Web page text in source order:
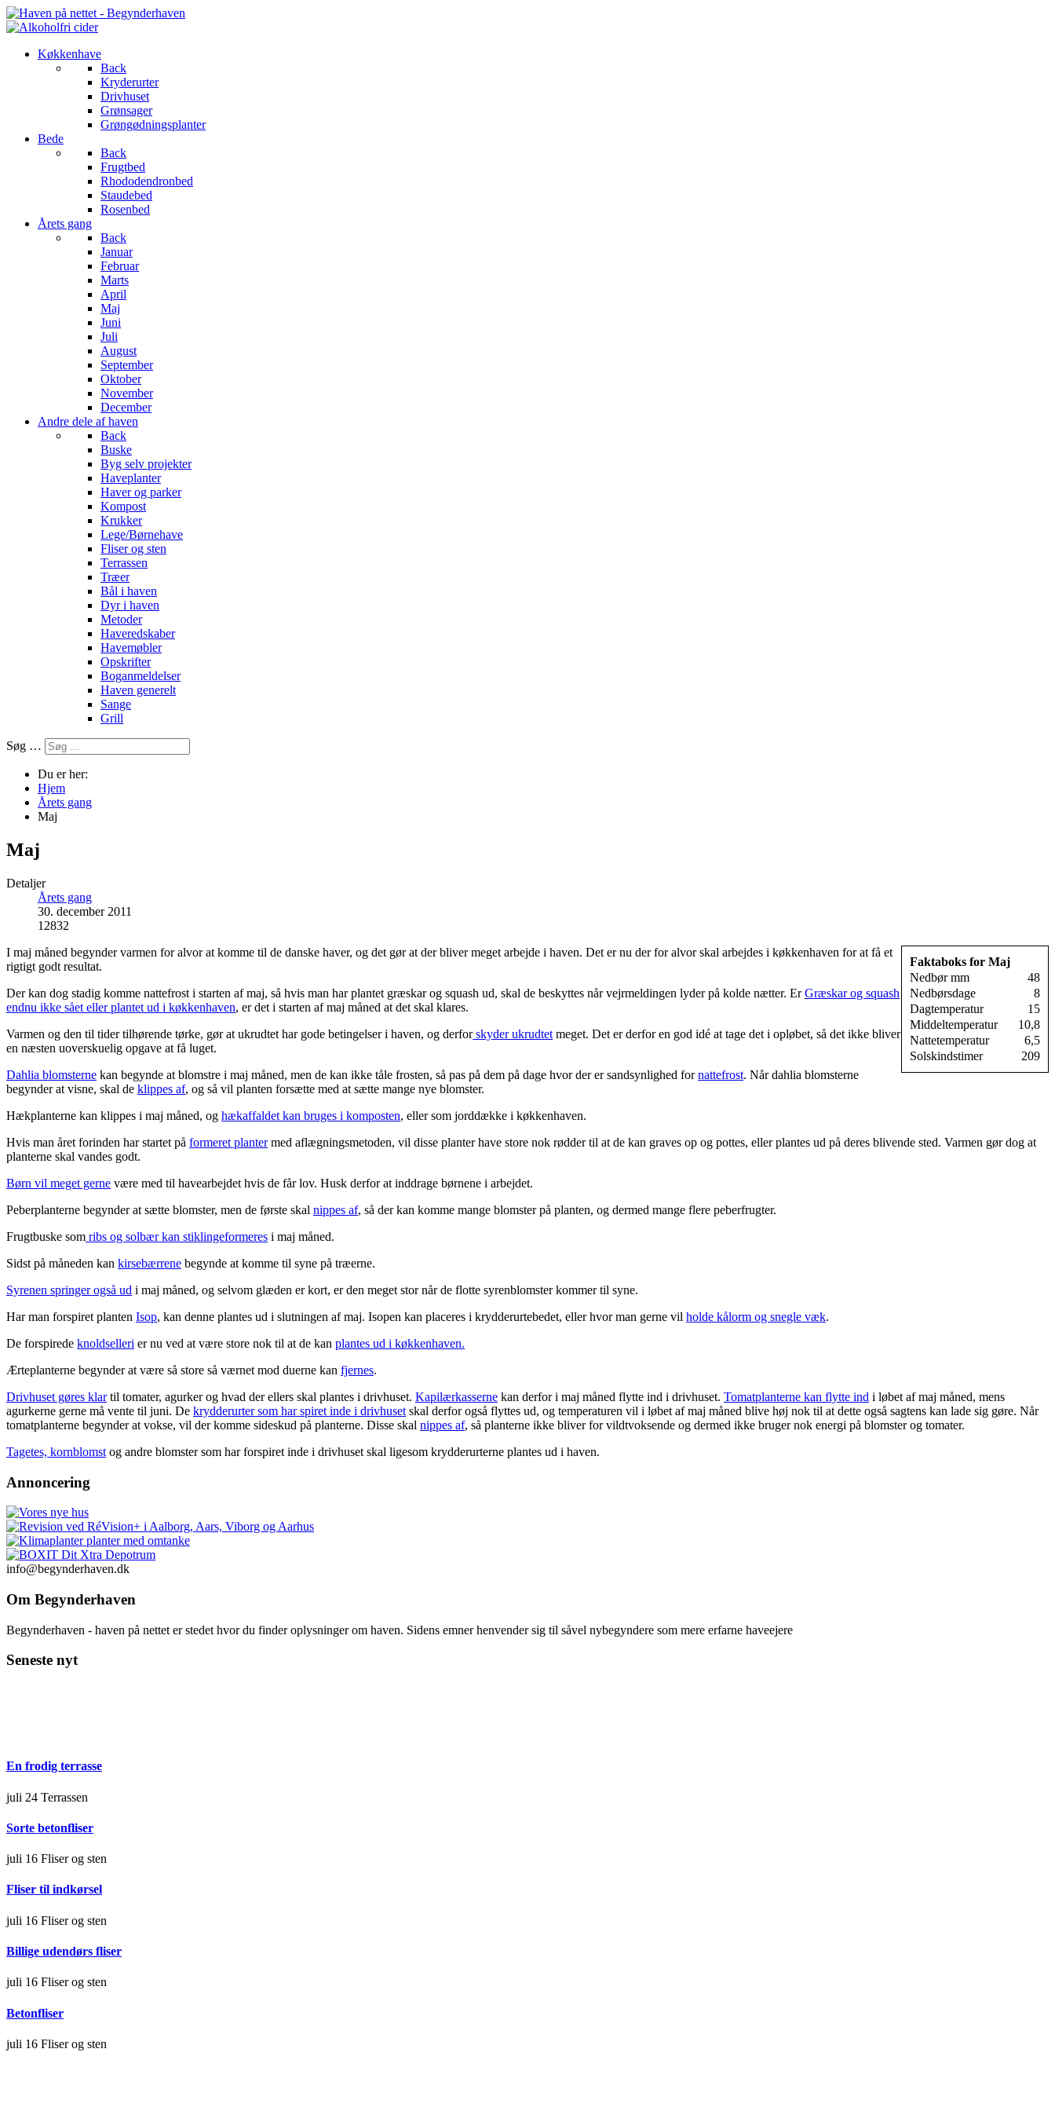
Køkkenhave
Back
Kryderurter
Drivhuset
Grønsager
Grøngødningsplanter
Bede
Back
Frugtbed
Rhododendronbed
Staudebed
Rosenbed
Årets gang
Back
Januar
Februar
Marts
April
Maj
Juni
Juli
August
September
Oktober
November
December
Andre dele af haven
Back
Buske
Byg selv projekter
Haveplanter
Haver og parker
Kompost
Krukker
Lege/Børnehave
Fliser og sten
Terrassen
Træer
Bål i haven
Dyr i haven
Metoder
Haveredskaber
Havemøbler
Opskrifter
Boganmeldelser
Haven generelt
Sange
Grill
Søg …
Du er her:
Hjem
Årets gang
Maj
Maj
Detaljer
Årets gang
30. december 2011
12832
Faktaboks for Maj
Nedbør mm
48
Nedbørsdage
8
Dagtemperatur
15
Middeltemperatur
10,8
Nattetemperatur
6,5
Solskindstimer
209
I maj måned begynder varmen for alvor at komme til de danske haver, og det gør at der bliver meget arbejde i haven. Det er nu der for alvor skal arbejdes i køkkenhaven for at få et
rigtigt godt resultat.
Der kan dog stadig komme nattefrost i starten af maj, så hvis man har plantet græskar og squash ud, skal de beskyttes når vejrmeldingen lyder på kolde nætter. ErGræskar og squash
endnu ikke sået eller plantet ud i køkkenhaven, er det i starten af maj måned at det skal klares.
Varmen og den til tider tilhørende tørke, gør at ukrudtet har gode betingelser i haven, og derforskyder ukrudtet meget. Det er derfor en god idé at tage det i opløbet, så det ikke bliver
en næsten uoverskuelig opgave at få luget.
Dahlia blomsterne kan begynde at blomstre i maj måned, men de kan ikke tåle frosten, så pas på dem på dage hvor der er sandsynlighed fornattefrost. Når dahlia blomsterne
begynder at visne, skal de klippes af, og så vil planten forsætte med at sætte mange nye blomster.
Hækplanterne kan klippes i maj måned, og hækaffaldet kan bruges i komposten, eller som jorddække i køkkenhaven.
Hvis man året forinden har startet på formeret plantermed aflægningsmetoden, vil disse planter have store nok rødder til at de kan graves op og pottes, eller plantes ud på deres blivende sted. Varmen gør dog at
planterne skal vandes godt.
Børn vil meget gerne være med til havearbejdet hvis de får lov. Husk derfor at inddrage børnene i arbejdet.
Peberplanterne begynder at sætte blomster, men de første skal nippes af, så der kan komme mange blomster på planten, og dermed mange flere peberfrugter.
Frugtbuske som ribs og solbær kan stiklingeformeres i maj måned.
Sidst på måneden kan kirsebærrene begynde at komme til syne på træerne.
Syrenen springer også ud i maj måned, og selvom glæden er kort, er den meget stor når de flotte syrenblomster kommer til syne.
Har man forspiret planten Isop, kan denne plantes ud i slutningen af maj. Isopen kan placeres i krydderurtebedet, eller hvor man gerne vil holde kålorm og snegle væk.
De forspirede knoldselleri er nu ved at være store nok til at de kan plantes ud i køkkenhaven.
Ærteplanterne begynder at være så store så værnet mod duerne kan fjernes.
Drivhuset gøres klartil tomater, agurker og hvad der ellers skal plantes i drivhuset. Kapilærkasserne kan derfor i maj måned flytte ind i drivhuset. Tomatplanterne kan flytte ind i løbet af maj måned, mens
agurkerne gerne må vente til juni. De krydderurter som har spiret inde i drivhuset skal derfor også flyttes ud, og temperaturen vil i løbet af maj måned blive høj nok til at dette også sagtens kan lade sig gøre. Når
tomatplanterne begynder at vokse, vil der komme sideskud på planterne. Disse skal nippes af, så planterne ikke bliver for vildtvoksende og dermed ikke bruger nok energi på blomster og tomater.
Tagetes, kornblomst og andre blomster som har forspiret inde i drivhuset skal ligesom krydderurterne plantes ud i haven.
Annoncering
info@begynderhaven.dk
Om Begynderhaven
Begynderhaven - haven på nettet er stedet hvor du finder oplysninger om haven. Sidens emner henvender sig til såvel nybegyndere som mere erfarne haveejere
Seneste nyt
En frodig terrasse
juli 24 Terrassen
Sorte betonfliser
juli 16 Fliser og sten
Fliser til indkørsel
juli 16 Fliser og sten
Billige udendørs fliser
juli 16 Fliser og sten
Betonfliser
juli 16 Fliser og sten